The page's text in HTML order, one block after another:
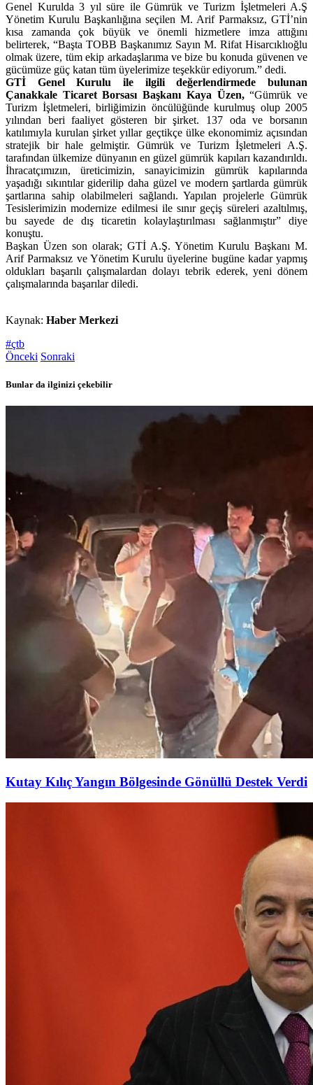
Genel Kurulda 3 yıl süre ile Gümrük ve Turizm İşletmeleri A.Ş
Yönetim Kurulu Başkanlığına seçilen M. Arif Parmaksız, GTİ’nin
kısa zamanda çok büyük ve önemli hizmetlere imza attığını
belirterek, “Başta TOBB Başkanımız Sayın M. Rifat Hisarcıklıoğlu
olmak üzere, tüm ekip arkadaşlarıma ve bize bu konuda güvenen ve
gücümüze güç katan tüm üyelerimize teşekkür ediyorum.” dedi.
GTİ Genel Kurulu ile ilgili değerlendirmede bulunan
Çanakkale Ticaret Borsası Başkanı Kaya Üzen,“Gümrük ve
Turizm İşletmeleri, birliğimizin öncülüğünde kurulmuş olup 2005
yılından beri faaliyet gösteren bir şirket. 137 oda ve borsanın
katılımıyla kurulan şirket yıllar geçtikçe ülke ekonomimiz açısından
stratejik bir hale gelmiştir. Gümrük ve Turizm İşletmeleri A.Ş.
tarafından ülkemize dünyanın en güzel gümrük kapıları kazandırıldı.
İhracatçımızın, üreticimizin, sanayicimizin gümrük kapılarında
yaşadığı sıkıntılar giderilip daha güzel ve modern şartlarda gümrük
şartlarına sahip olabilmeleri sağlandı. Yapılan projelerle Gümrük
Tesislerimizin modernize edilmesi ile sınır geçiş süreleri azaltılmış,
bu sayede de dış ticaretin kolaylaştırılması sağlanmıştır” diye
konuştu.
Başkan Üzen son olarak; GTİ A.Ş. Yönetim Kurulu Başkanı M.
Arif Parmaksız ve Yönetim Kurulu üyelerine bugüne kadar yapmış
oldukları başarılı çalışmalardan dolayı tebrik ederek, yeni dönem
çalışmalarında başarılar diledi.
Kaynak: Haber Merkezi
#çtb
Önceki Sonraki
Bunlar da ilginizi çekebilir
Kutay Kılıç Yangın Bölgesinde Gönüllü Destek Verdi